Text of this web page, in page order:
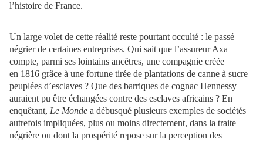
l’histoire de France.
Un large volet de cette réalité reste pourtant occulté : le passé
négrier de certaines entreprises. Qui sait que l’assureur Axa
compte, parmi ses lointains ancêtres, une compagnie créée
en 1816 grâce à une fortune tirée de plantations de canne à sucre
peuplées d’esclaves ? Que des barriques de cognac Hennessy
auraient pu être échangées contre des esclaves africains ? En
enquêtant, Le Monde a débusqué plusieurs exemples de sociétés
autrefois impliquées, plus ou moins directement, dans la traite
négrière ou dont la prospérité repose sur la perception des